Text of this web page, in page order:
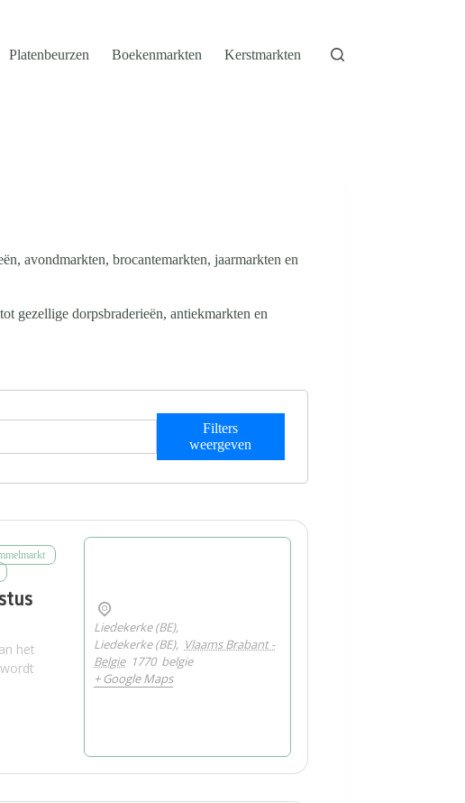
Platenbeurzen Boekenmarkten Kerstmarkten
avondmarkten, brocantemarkten, jaarmarkten en
gezellige dorpsbraderieën, antiekmarkten en
Filters
weergeven
het
Liedekerke (BE),
Liedekerke (BE), Vlaams Brabant -
Belgie 1770 belgie
+ Google Maps